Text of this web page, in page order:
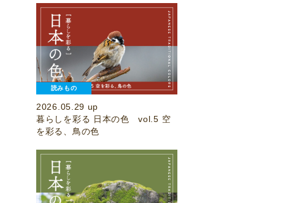
読みもの
2026.05.29 up
暮らしを彩る 日本の色 vol.5 空
を彩る、鳥の色